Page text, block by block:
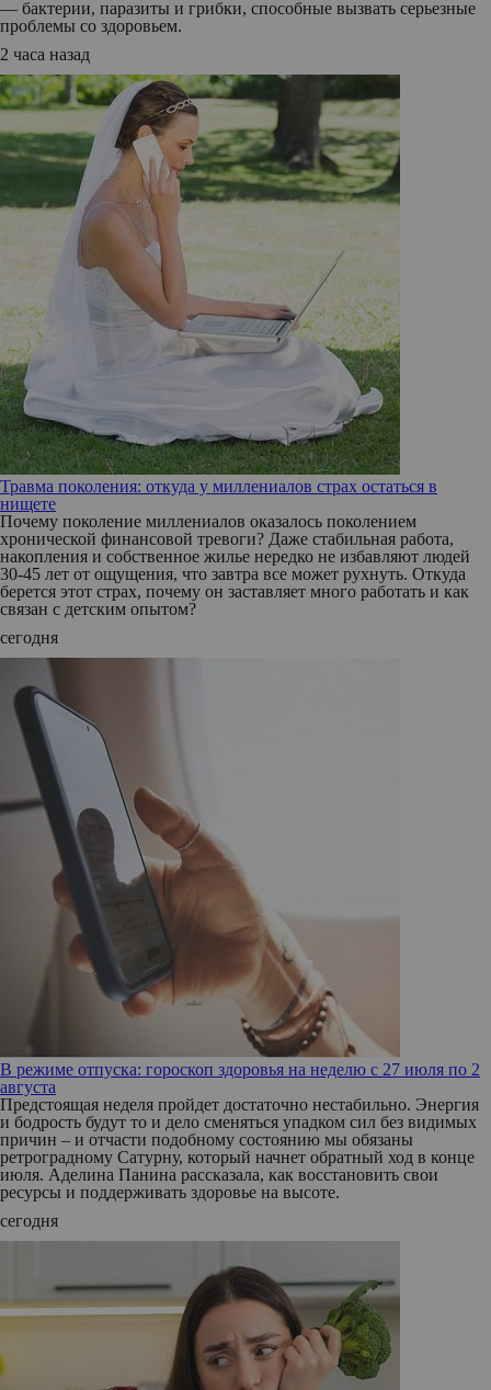
— бактерии, паразиты и грибки, способные вызвать серьезные
проблемы со здоровьем.
2 часа назад
Травма поколения: откуда у миллениалов страх остаться в
нищете
Почему поколение миллениалов оказалось поколением
хронической финансовой тревоги? Даже стабильная работа,
накопления и собственное жилье нередко не избавляют людей
30-45 лет от ощущения, что завтра все может рухнуть. Откуда
берется этот страх, почему он заставляет много работать и как
связан с детским опытом?
сегодня
В режиме отпуска: гороскоп здоровья на неделю с 27 июля по 2
августа
Предстоящая неделя пройдет достаточно нестабильно. Энергия
и бодрость будут то и дело сменяться упадком сил без видимых
причин – и отчасти подобному состоянию мы обязаны
ретроградному Сатурну, который начнет обратный ход в конце
июля. Аделина Панина рассказала, как восстановить свои
ресурсы и поддерживать здоровье на высоте.
сегодня